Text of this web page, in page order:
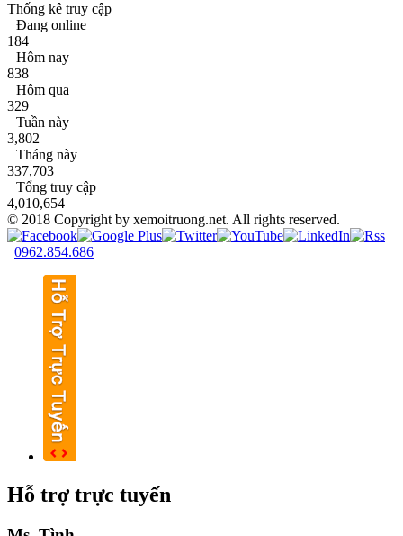
Thống kê truy cập
Đang online
184
Hôm nay
838
Hôm qua
329
Tuần này
3,802
Tháng này
337,703
Tổng truy cập
4,010,654
© 2018 Copyright by xemoitruong.net. All rights reserved.
0962.854.686
Hỗ trợ trực tuyến